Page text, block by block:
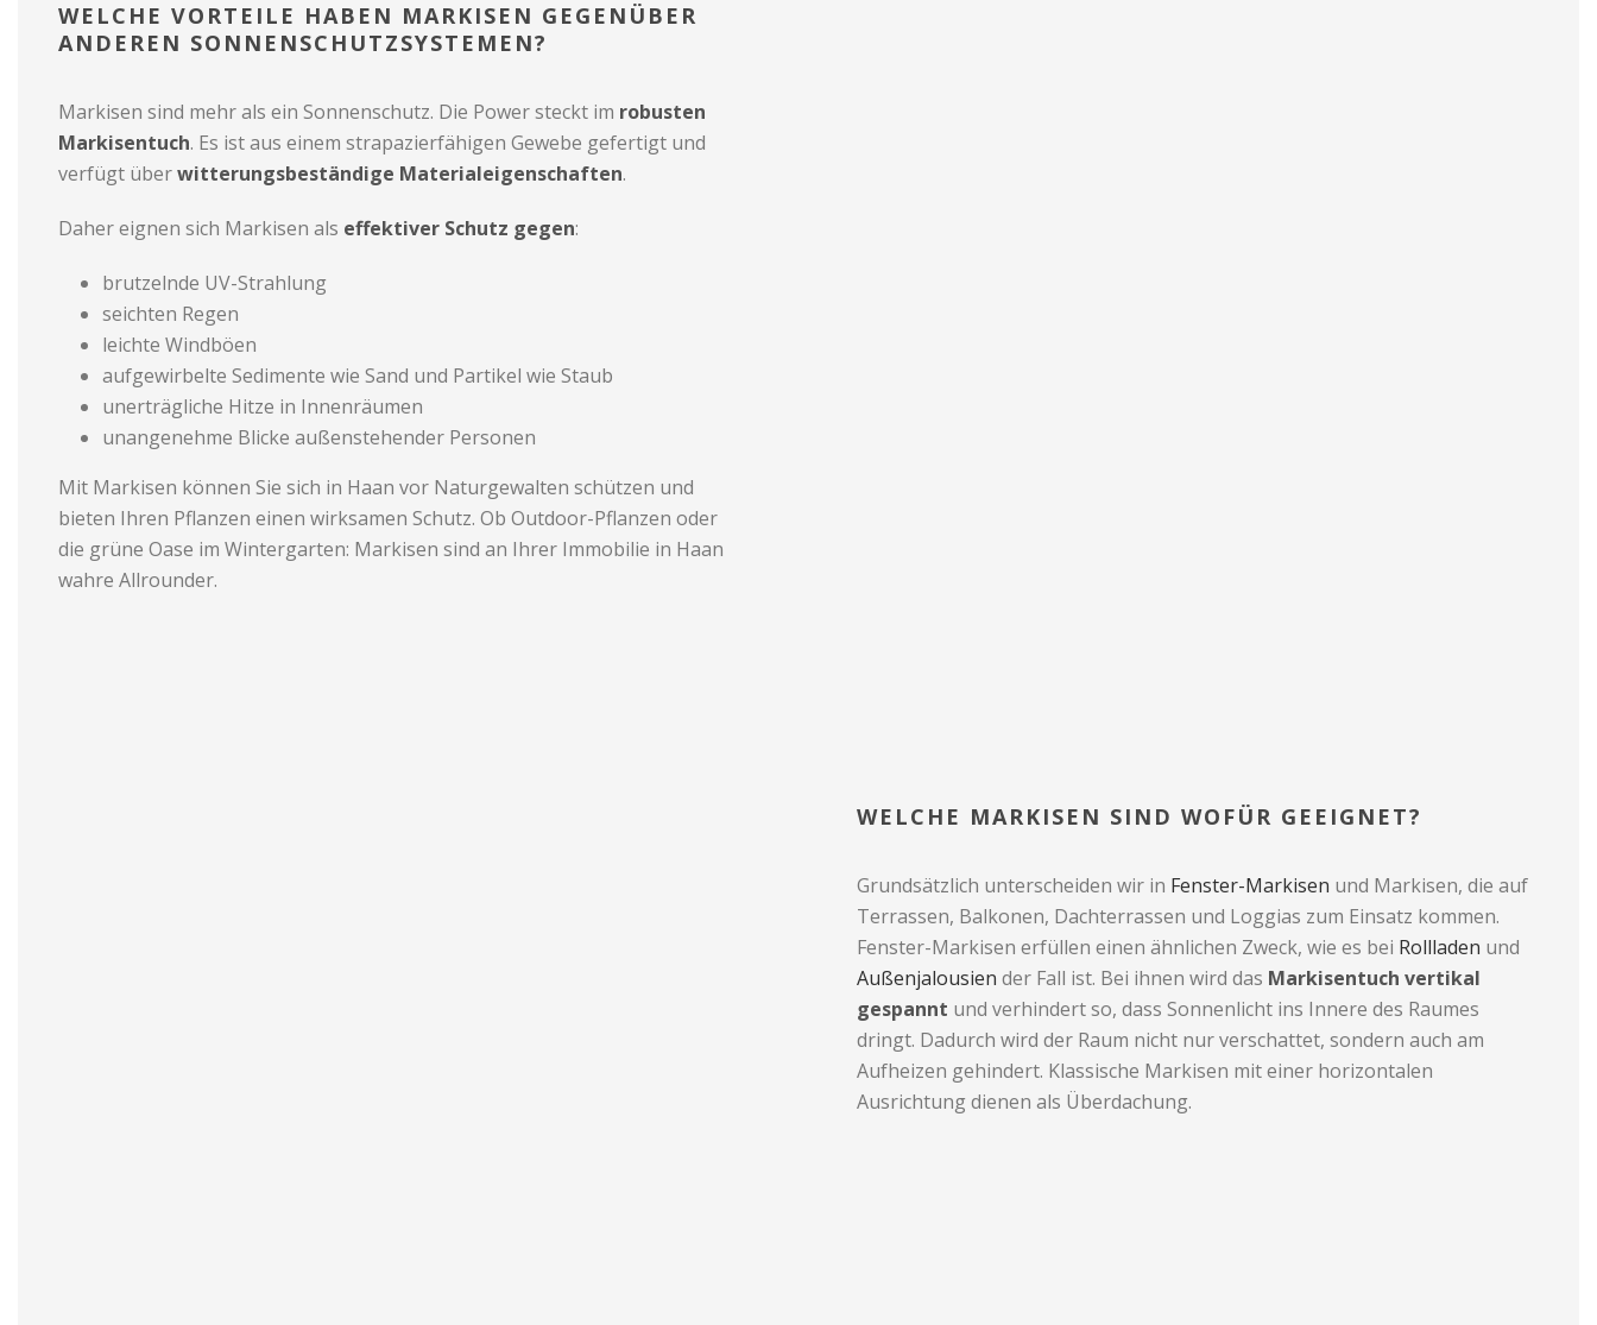
WELCHE VORTEILE HABEN MARKISEN GEGENÜBER
ANDEREN SONNENSCHUTZSYSTEMEN?
Markisen sind mehr als ein Sonnenschutz. Die Power steckt im robusten
Markisentuch. Es ist aus einem strapazierfähigen Gewebe gefertigt und
verfügt überwitterungsbeständige Materialeigenschaften.
Daher eignen sich Markisen als effektiver Schutz gegen:
brutzelnde UV-Strahlung
seichten Regen
leichte Windböen
aufgewirbelte Sedimente wie Sand und Partikel wie Staub
unerträgliche Hitze in Innenräumen
unangenehme Blicke außenstehender Personen
Mit Markisen können Sie sich in Haan vor Naturgewalten schützen und
bieten Ihren Pflanzen einen wirksamen Schutz. Ob Outdoor-Pflanzen oder
die grüne Oase im Wintergarten: Markisen sind an Ihrer Immobilie in Haan
wahre Allrounder.
WELCHE MARKISEN SIND WOFÜR GEEIGNET?
Grundsätzlich unterscheiden wir in Fenster-Markisen und Markisen, die auf
Terrassen, Balkonen, Dachterrassen und Loggias zum Einsatz kommen.
Fenster-Markisen erfüllen einen ähnlichen Zweck, wie es bei Rollladen und
Außenjalousien der Fall ist. Bei ihnen wird das Markisentuch vertikal
gespannt und verhindert so, dass Sonnenlicht ins Innere des Raumes
dringt. Dadurch wird der Raum nicht nur verschattet, sondern auch am
Aufheizen gehindert. Klassische Markisen mit einer horizontalen
Ausrichtung dienen als Überdachung.